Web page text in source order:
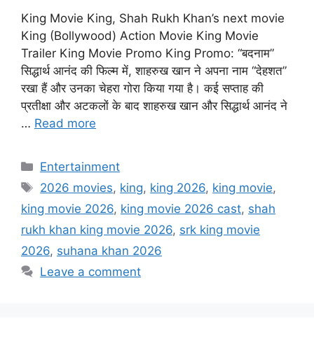
King Movie King, Shah Rukh Khan’s next movie
King (Bollywood) Action Movie King Movie
Trailer King Movie Promo King Promo: “बदनाम”
सिद्धार्थ आनंद की फिल्म में, शाहरुख खान ने अपना नाम “देहशत”
रखा हैं और उनका चेहरा गोरा किया गया है। कई सप्ताह की
प्रतीक्षा और अटकलों के बाद शाहरुख खान और सिद्धार्थ आनंद ने
… Read more
Categories
Entertainment
Tags
2026 movies, king, king 2026, king movie,
king movie 2026, king movie 2026 cast, shah
rukh khan king movie 2026, srk king movie
2026, suhana khan 2026
Leave a comment